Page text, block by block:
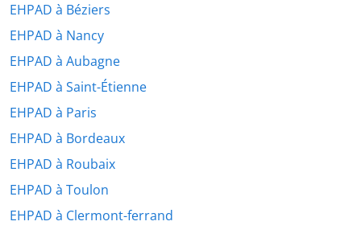
EHPAD à Béziers
EHPAD à Nancy
EHPAD à Aubagne
EHPAD à Saint-Étienne
EHPAD à Paris
EHPAD à Bordeaux
EHPAD à Roubaix
EHPAD à Toulon
EHPAD à Clermont-ferrand